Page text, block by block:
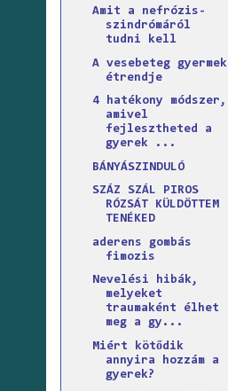
Amit a nefrózis-
szindrómáról
tudni kell
A vesebeteg gyermek
étrendje
4 hatékony módszer,
amivel
fejlesztheted a
gyerek ...
BÁNYÁSZINDULÓ
SZÁZ SZÁL PIROS
RÓZSÁT KÜLDÖTTEM
TENÉKED
aderens gombás
fimozis
Nevelési hibák,
melyeket
traumaként élhet
meg a gy...
Miért kötődik
annyira hozzám a
gyerek?